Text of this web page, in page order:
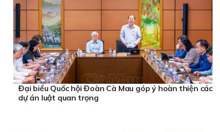
Đại biểu Quốc hội Đoàn Cà Mau góp ý hoàn thiện các
dự án luật quan trọng